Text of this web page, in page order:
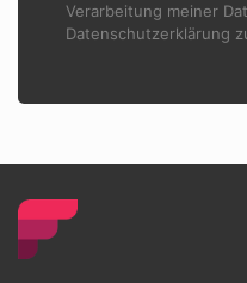
Verarbeitung meiner
Datenschutzerklärung